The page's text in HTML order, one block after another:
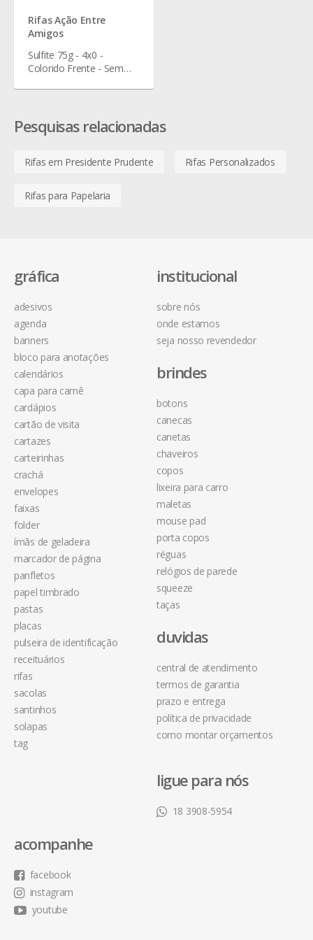
Rifas Ação Entre
Amigos
Sulfite 75g - 4x0 -
Colorido Frente - Sem
Pesquisas relacionadas
Rifas em Presidente Prudente Rifas Personalizados
Rifas para Papelaria
institucional
sobre nós
onde estamos
seja nosso revendedor
gráfica
adesivos
agenda
banners
bloco para anotações
calendários
capa para carnê
cardápios
cartão de visita
cartazes
carteirinhas
crachá
envelopes
faixas
folder
ímãs de geladeira
marcador de página
panfletos
papel timbrado
pastas
placas
pulseira de identificação
receituários
rifas
sacolas
santinhos
solapas
tag
brindes
botons
canecas
canetas
chaveiros
copos
lixeira para carro
maletas
mouse pad
porta copos
réguas
relógios de parede
squeeze
taças
duvidas
central de atendimento
termos de garantia
prazo e entrega
política de privacidade
como montar orçamentos
ligue para nós
18 3908-5954
acompanhe
facebook
instagram
youtube